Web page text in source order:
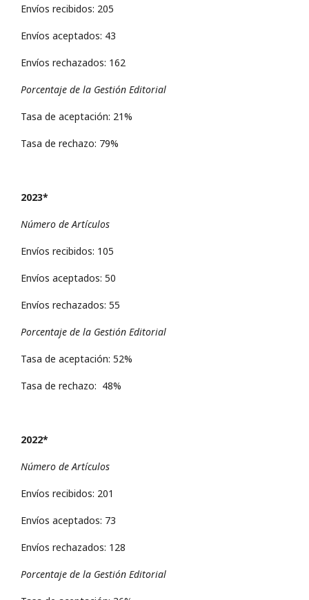
Envíos recibidos: 205
Envíos aceptados: 43
Envíos rechazados: 162
Porcentaje de la Gestión Editorial
Tasa de aceptación: 21%
Tasa de rechazo: 79%
2023*
Número de Artículos
Envíos recibidos: 105
Envíos aceptados: 50
Envíos rechazados: 55
Porcentaje de la Gestión Editorial
Tasa de aceptación: 52%
Tasa de rechazo: 48%
2022*
Número de Artículos
Envíos recibidos: 201
Envíos aceptados: 73
Envíos rechazados: 128
Porcentaje de la Gestión Editorial